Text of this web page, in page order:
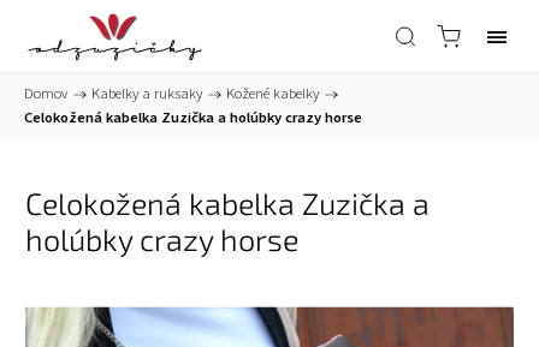
Domov / Kabelky a ruksaky / Kožené kabelky /
Celokožená kabelka Zuzička a holúbky crazy horse
Celokožená kabelka Zuzička a
holúbky crazy horse